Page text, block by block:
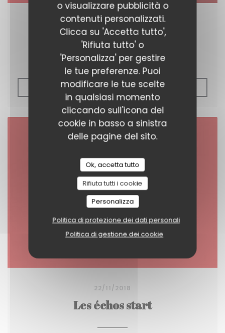
o visualizzare pubblicità o
contenuti personalizzati.
Clicca su 'Accetta tutto',
'Rifiuta tutto' o
'Personalizza' per gestire
le tue preferenze. Puoi
modificare le tue scelte
in qualsiasi momento
cliccando sull'icona del
cookie in basso a sinistra
delle pagine del sito.
Ok, accetta tutto
Rifiuta tutti i cookie
Personalizza
Politica di protezione dei dati personali
Politica di gestione dei cookie
22/11/2018
Virgin Radio
VEDI L'ARTICOLO((APRE UNA NUOVA
22/11/2018
Les échos start